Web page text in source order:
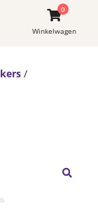
0
Winkelwagen
/